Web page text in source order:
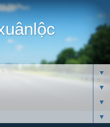
▼
▼
▼
▼